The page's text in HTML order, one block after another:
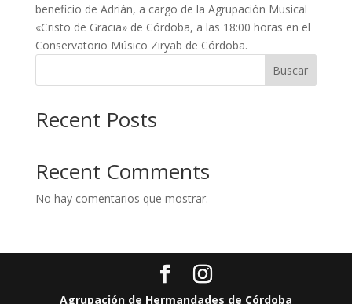
beneficio de Adrián, a cargo de la Agrupación Musical
«Cristo de Gracia» de Córdoba, a las 18:00 horas en el
Conservatorio Músico Ziryab de Córdoba.
Buscar
Recent Posts
Recent Comments
No hay comentarios que mostrar.
Agrupación de Hermandades de Córdoba